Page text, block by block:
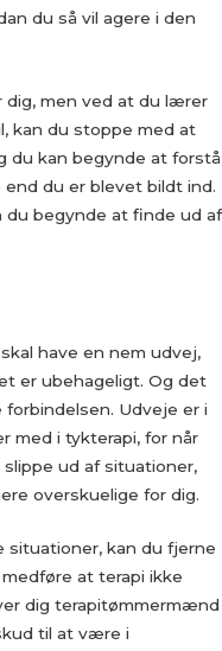
du så vil agere i den
dig, men ved at du lærer
kan du stoppe med at
du kan begynde at forstå
du er blevet bildt ind.
du begynde at finde ud af
have en nem udvej,
er ubehageligt. Og det
Udveje er i
med i tykterapi, for når
ud af situationer,
overskuelige for dig.
situationer, kan du fjerne
at terapi ikke
dig terapitømmermænd
til at være i